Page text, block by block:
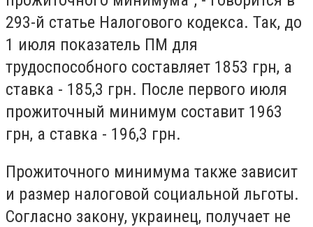
293-й статье Налогового кодекса. Так, до
1 июля показатель ПМ для
трудоспособного составляет 1853 грн, а
ставка - 185,3 грн. После первого июля
прожиточный минимум составит 1963
грн, а ставка - 196,3 грн.
Прожиточного минимума также зависит
и размер налоговой социальной льготы.
Согласно закону, украинец, получает не